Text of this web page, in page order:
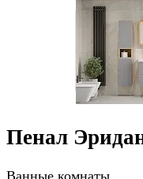
Пенал
Ванные комнаты